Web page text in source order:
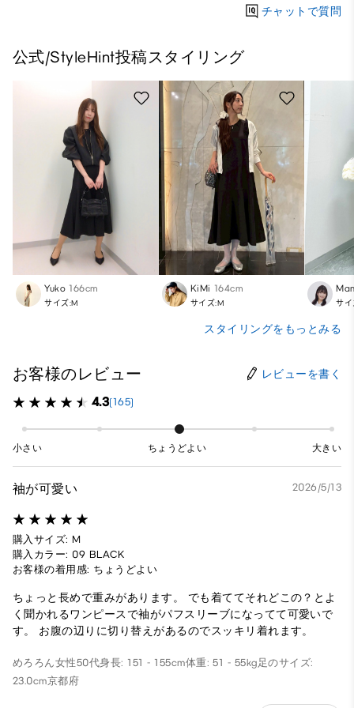
チャットで質問
公式/StyleHint投稿スタイリング
Yuko 166cm
サイズ:M
KiMi 164cm
サイズ:M サ
スタイリングをもっとみる
お客様のレビュー レビューを書く
4.3(165)
小さい ちょうどよい 大きい
袖が可愛い 2026/5/13
購入サイズ: M
購入カラー: 09 BLACK
お客様の着用感: ちょうどよい
ちょっと長めで重みがあります。 でも着ててそれどこの？とよ
く聞かれるワンピースで袖がパフスリーブになってて可愛いで
す。 お腹の辺りに切り替えがあるのでスッキリ着れます。
めろろん女性50代身長: 151 - 155cm体重: 51 - 55kg足のサイズ:
23.0cm京都府